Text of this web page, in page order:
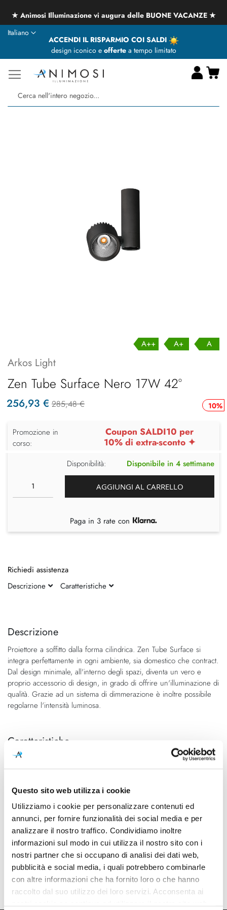
Questo sito web utilizza i cookie
Utilizziamo i cookie per personalizzare contenuti ed
annunci, per fornire funzionalità dei social media e per
analizzare il nostro traffico. Condividiamo inoltre
informazioni sul modo in cui utilizza il nostro sito con i
nostri partner che si occupano di analisi dei dati web,
pubblicità e social media, i quali potrebbero combinarle
con altre informazioni che ha fornito loro o che hanno
raccolto dal suo utilizzo dei loro servizi. Acconsenta ai
★ Animosi Illuminazione vi augura delle BUONE VACANZE ★
ACCENDI IL RISPARMIO COI SALDI
design iconico e offertea tempo limitato
Lingua
Italiano
fine
galleria
di
immagini
della
di
immagini
Descrizione
Proiettore a soffitto dalla forma cilindrica. Zen Tube Surface si
integra perfettamente in ogni ambiente, sia domestico che contract.
Dal design minimale, all'interno degli spazi, diventa un vero e
proprio accessorio di design, in grado di offrire un'illuminazione di
qualità. Grazie ad un sistema di dimmerazione è inoltre possibile
regolarne l'intensità luminosa.
Caratteristiche
Cod.Art.
A2841231NT
145mm x 80mm - H 175mm
Sorgente luminosa
Led integrato
Potenza e attacco
17W - 3000K - 2220Lm -
CRI90
Dimmerazione
Dimmerabile
Classe energetica
A++, A+, A
Mpn
A2841231NT
A++ A+ A
Arkos Light
Zen Tube Surface Nero 17W 42°
10%
256,93 € 285,48 €
Promozione in
corso:
Coupon SALDI10 per
10% di extra-sconto ✦
Disponibilità: Disponibile in 4 settimane
AGGIUNGI AL CARRELLO
Paga in 3 rate con
Richiedi assistenza
Descrizione
Caratteristiche